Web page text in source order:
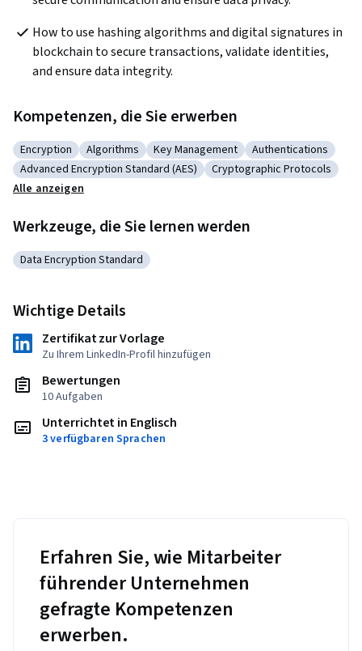
How to use hashing algorithms and digital signatures in
blockchain to secure transactions, validate identities,
and ensure data integrity.
Kompetenzen, die Sie erwerben
Kategorie: Encryption
Encryption Kategorie: Algorithms
Algorithms Kategorie: Key Management
Key Management Kategorie:
Authentications
Kategorie: Advanced Encryption Standard (AES)
Advanced Encryption Standard (AES) Kategorie: Cryptographic
Cryptographic Protocols
Alle anzeigen
Werkzeuge, die Sie lernen werden
Kategorie: Data Encryption Standard
Data Encryption Standard
Wichtige Details
Zertifikat zur Vorlage
Zu Ihrem LinkedIn-Profil hinzufügen
Bewertungen
10 Aufgaben
Unterrichtet in Englisch
3 verfügbaren Sprachen
Erfahren Sie, wie Mitarbeiter
führender Unternehmen
gefragte Kompetenzen
erwerben.